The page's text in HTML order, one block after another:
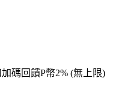
碼回饋P幣2% (無上限)